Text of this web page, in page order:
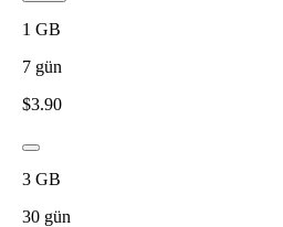
1 GB
7 gün
$3.90
3 GB
30 gün